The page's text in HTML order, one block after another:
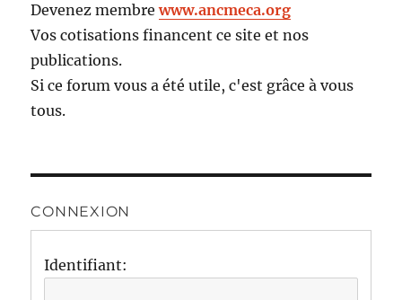
Devenez membrewww.ancmeca.org
Vos cotisations financent ce site et nos
publications.
Si ce forum vous a été utile, c'est grâce à vous
tous.
CONNEXION
Identifiant: